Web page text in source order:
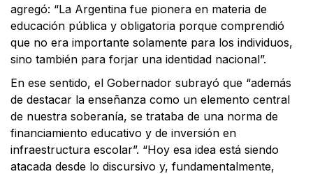
agregó: “La Argentina fue pionera en materia de
educación pública y obligatoria porque comprendió
que no era importante solamente para los individuos,
sino también para forjar una identidad nacional”.
En ese sentido, el Gobernador subrayó que “además
de destacar la enseñanza como un elemento central
de nuestra soberanía, se trataba de una norma de
financiamiento educativo y de inversión en
infraestructura escolar”. “Hoy esa idea está siendo
atacada desde lo discursivo y, fundamentalmente,